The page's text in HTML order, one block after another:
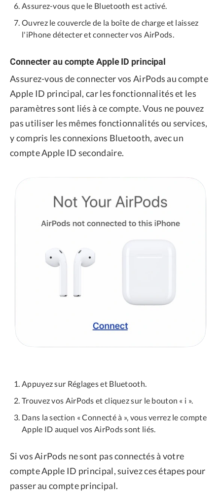
Assurez-vous que le Bluetooth est activé.
Ouvrez le couvercle de la boîte de charge et laissez
l'iPhone détecter et connecter vos AirPods.
Connecter au compte Apple ID principal
Assurez-vous de connecter vos AirPods au compte
Apple ID principal, car les fonctionnalités et les
paramètres sont liés à ce compte. Vous ne pouvez
pas utiliser les mêmes fonctionnalités ou services,
y compris les connexions Bluetooth, avec un
compte Apple ID secondaire.
Appuyez sur Réglages et Bluetooth.
Trouvez vos AirPods et cliquez sur le bouton « i ».
Dans la section « Connecté à », vous verrez le compte
Apple ID auquel vos AirPods sont liés.
Si vos AirPods ne sont pas connectés à votre
compte Apple ID principal, suivez ces étapes pour
passer au compte principal.